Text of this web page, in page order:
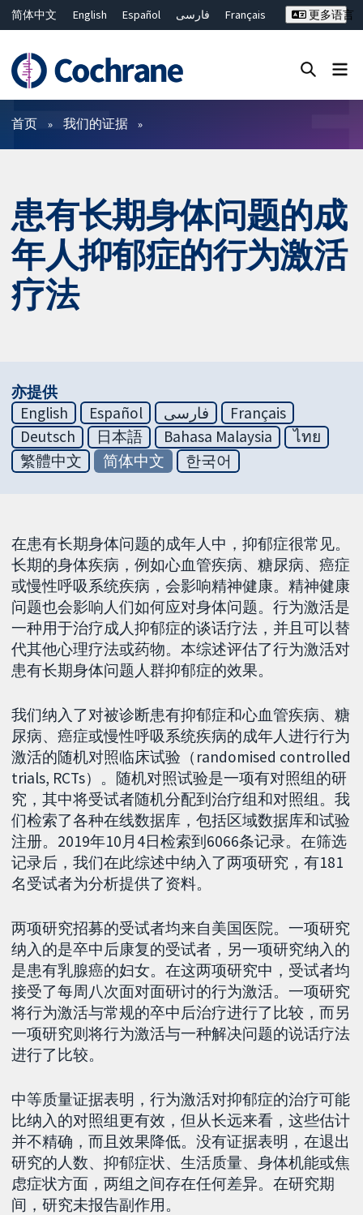
简体中文 English Español فارسی
Français
ไทย
繁體中文
更多语言
过滤
首页 我们的证据
患有长期身体问题的成
年人抑郁症的行为激活
疗法
亦提供
English
Español فارسی
Français
Deutsch
日本語 Bahasa Malaysia
ไทย
繁體中文
简体中文 한국어
在患有长期身体问题的成年人中，抑郁症很常见。
长期的身体疾病，例如心血管疾病、糖尿病、癌症
或慢性呼吸系统疾病，会影响精神健康。精神健康
问题也会影响人们如何应对身体问题。行为激活是
一种用于治疗成人抑郁症的谈话疗法，并且可以替
代其他心理疗法或药物。本综述评估了行为激活对
患有长期身体问题人群抑郁症的效果。
我们纳入了对被诊断患有抑郁症和心血管疾病、糖
尿病、癌症或慢性呼吸系统疾病的成年人进行行为
激活的随机对照临床试验（randomised controlled
trials, RCTs）。随机对照试验是一项有对照组的研
究，其中将受试者随机分配到治疗组和对照组。我
们检索了各种在线数据库，包括区域数据库和试验
注册。2019年10月4日检索到6066条记录。在筛选
记录后，我们在此综述中纳入了两项研究，有181
名受试者为分析提供了资料。
两项研究招募的受试者均来自美国医院。一项研究
纳入的是卒中后康复的受试者，另一项研究纳入的
是患有乳腺癌的妇女。在这两项研究中，受试者均
接受了每周八次面对面研讨的行为激活。一项研究
将行为激活与常规的卒中后治疗进行了比较，而另
一项研究则将行为激活与一种解决问题的说话疗法
进行了比较。
中等质量证据表明，行为激活对抑郁症的治疗可能
比纳入的对照组更有效，但从长远来看，这些估计
并不精确，而且效果降低。没有证据表明，在退出
研究的人数、抑郁症状、生活质量、身体机能或焦
虑症状方面，两组之间存在任何差异。在研究期
间，研究未报告副作用。